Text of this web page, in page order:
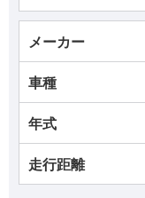
メーカー
車種
年式
走行距離